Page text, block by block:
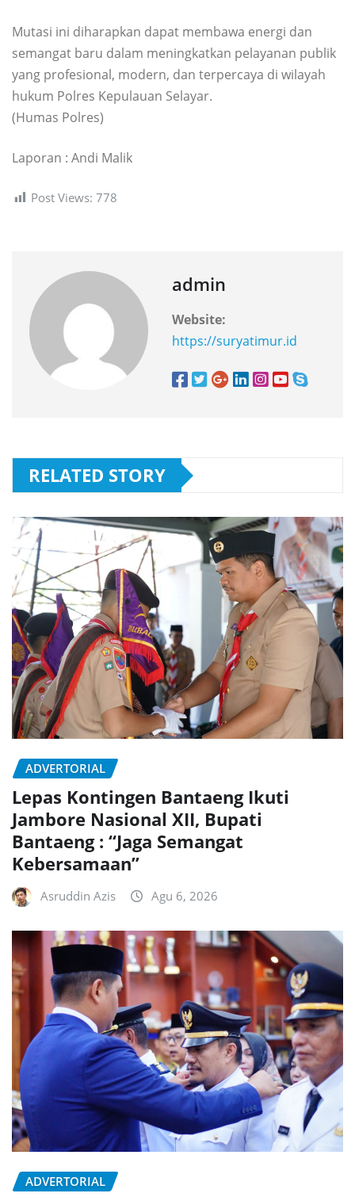
Mutasi ini diharapkan dapat membawa energi dan
semangat baru dalam meningkatkan pelayanan publik
yang profesional, modern, dan terpercaya di wilayah
hukum Polres Kepulauan Selayar.
(Humas Polres)
Laporan : Andi Malik
Post Views: 778
admin
Website:
https://suryatimur.id
RELATED STORY
ADVERTORIAL
Lepas Kontingen Bantaeng Ikuti
Jambore Nasional XII, Bupati
Bantaeng : “Jaga Semangat
Kebersamaan”
Asruddin Azis Agu 6, 2026
ADVERTORIAL